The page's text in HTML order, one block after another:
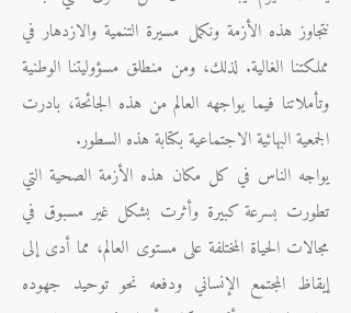
نتجاوز هذه الأزمة ونكمل مسيرة التنمية والازدهار في
مملكتنا الغالية. لذلك، ومن منطلق مسؤوليتنا الوطنية
وتأملاتنا فيما يواجهه العالم من هذه الجائحة، بادرت
الجمعية البهائية الاجتماعية بكتابة هذه السطور.
يواجه الناس في كل مكان هذه الأزمة الصحية التي
تطورت بسرعة كبيرة وأثرت بشكل غير مسبوق في
مجالات الحياة المختلفة على مستوى العالم، مما أدى إلى
إيقاظ المجتمع الإنساني ودفعه نحو توحيد جهوده